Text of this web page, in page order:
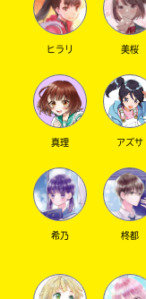
ヒラリ 美桜
真理 アズサ
希乃 柊都